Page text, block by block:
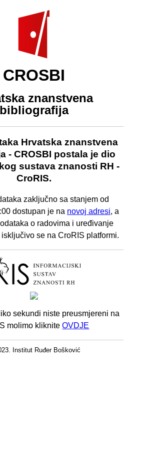
CROSBI
znanstvena
bibliografija
Hrvatska znanstvena
- CROSBI postala je dio
sustava znanosti RH -
CroRIS.
zaključno sa stanjem od
dostupan je na novoj adresi, a
o radovima i uređivanje
se na CroRIS platformi.
sekundi niste preusmjereni na
molimo klikniteOVDJE
Institut Ruđer Bošković